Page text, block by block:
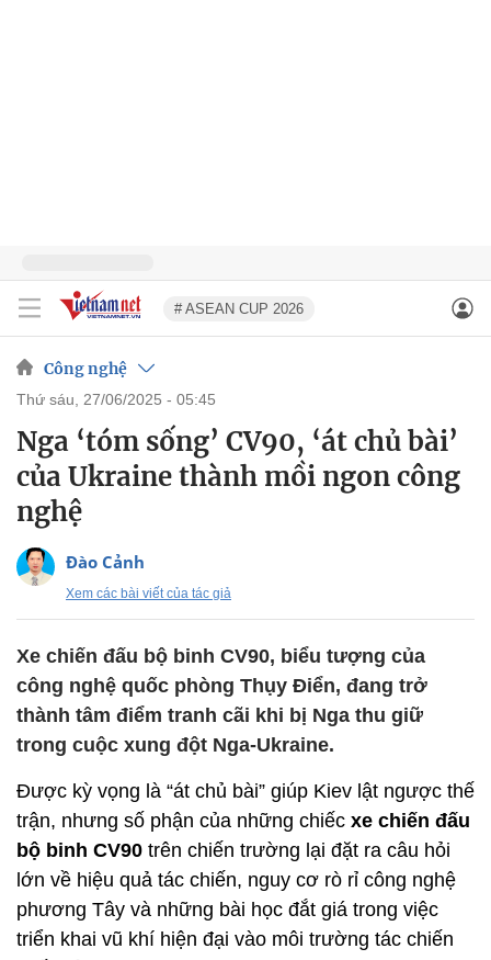
# ASEAN CUP 2026
Công nghệ
thứ sáu, 27/06/2025 - 05:45
Nga ‘tóm sống’ CV90, ‘át chủ bài’
của Ukraine thành mồi ngon công
nghệ
Đào Cảnh
Xem các bài viết của tác giả
Xe chiến đấu bộ binh CV90, biểu tượng của
công nghệ quốc phòng Thụy Điển, đang trở
thành tâm điểm tranh cãi khi bị Nga thu giữ
trong cuộc xung đột Nga-Ukraine.
Được kỳ vọng là “át chủ bài” giúp Kiev lật ngược thế
trận, nhưng số phận của những chiếc xe chiến đấu
bộ binh CV90 trên chiến trường lại đặt ra câu hỏi
lớn về hiệu quả tác chiến, nguy cơ rò rỉ công nghệ
phương Tây và những bài học đắt giá trong việc
triển khai vũ khí hiện đại vào môi trường tác chiến